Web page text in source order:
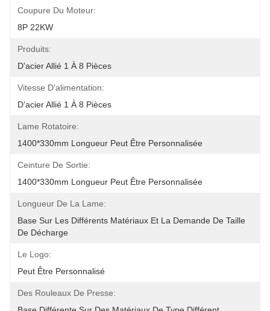
Coupure Du Moteur:
8P 22KW
Produits:
D'acier Allié 1 À 8 Pièces
Vitesse D'alimentation:
D'acier Allié 1 À 8 Pièces
Lame Rotatoire:
1400*330mm Longueur Peut Être Personnalisée
Ceinture De Sortie:
1400*330mm Longueur Peut Être Personnalisée
Longueur De La Lame:
Base Sur Les Différents Matériaux Et La Demande De Taille
De Décharge
Le Logo:
Peut Être Personnalisé
Des Rouleaux De Presse: